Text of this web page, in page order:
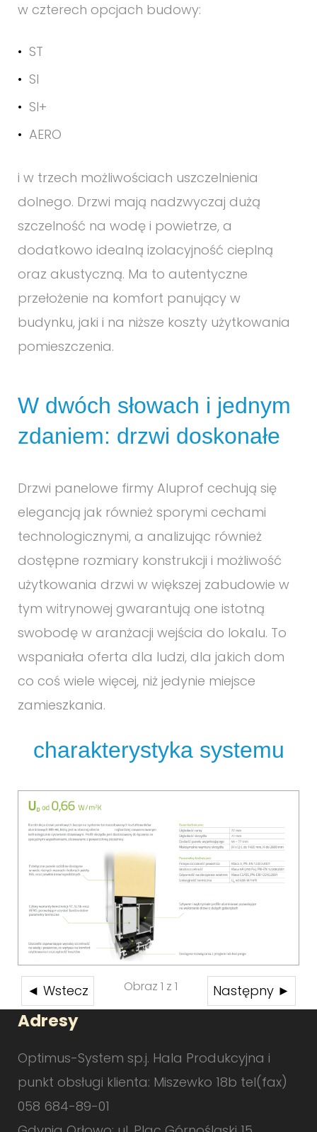
w czterech opcjach budowy:
ST
SI
SI+
AERO
i w trzech możliwościach uszczelnienia
dolnego. Drzwi mają nadzwyczaj dużą
szczelność na wodę i powietrze, a
dodatkowo idealną izolacyjność cieplną
oraz akustyczną. Ma to autentyczne
przełożenie na komfort panujący w
budynku, jaki i na niższe koszty użytkowania
pomieszczenia.
W dwóch słowach i jednym
zdaniem: drzwi doskonałe
Drzwi panelowe firmy Aluprof cechują się
elegancją jak również sporymi cechami
technologicznymi, a analizując również
dostępne rozmiary konstrukcji i możliwość
użytkowania drzwi w większej zabudowie w
tym witrynowej gwarantują one istotną
swobodę w aranżacji wejścia do lokalu. To
wspaniała oferta dla ludzi, dla jakich dom
co coś wiele więcej, niż jedynie miejsce
zamieszkania.
charakterystyka systemu
◄ Wstecz Następny ►
Obraz 1 z 1
Adresy
Optimus-System sp.j. Hala Produkcyjna i
punkt obsługi klienta: Miszewko 18b tel(fax)
058 684-89-01